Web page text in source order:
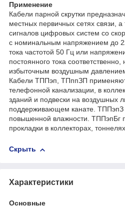
Применение
Кабели парной скрутки
местных первичных сетях связи,
сигналов цифровых систем со
с номинальным напряжением до
тока частотой 50 Гц или
постоянного тока
избыточным воздушным
Кабели ТППэп, ТПппЗП
телефонной канализации, в
зданий и подвески на воздушных
поддерживающем канате. ТППэпЗ
повышенной влажности. ТППэпБг
прокладки в коллекторах,
Скрыть
Характеристики
Основные